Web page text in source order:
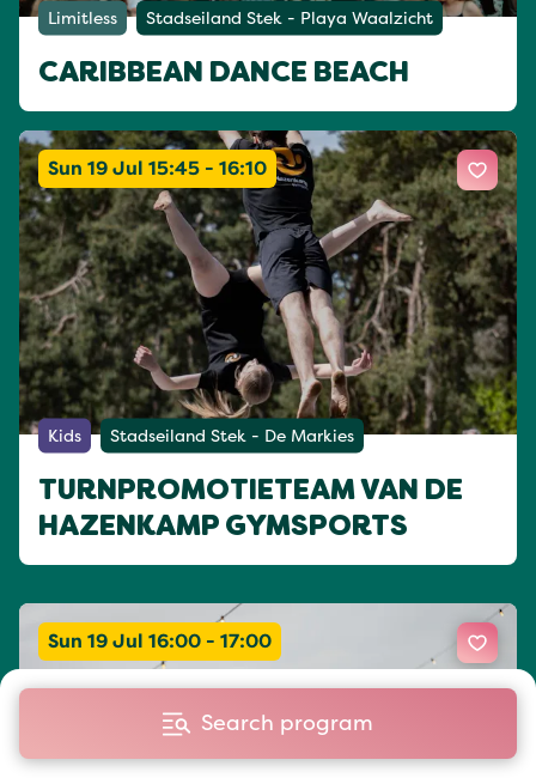
Limitless Stadseiland Stek - Playa Waalzicht
CARIBBEAN DANCE BEACH
Sun 19 Jul 15:45 - 16:10
Kids Stadseiland Stek - De Markies
TURNPROMOTIETEAM VAN DE
HAZENKAMP GYMSPORTS
Sun 19 Jul 16:00 - 17:00
Search program